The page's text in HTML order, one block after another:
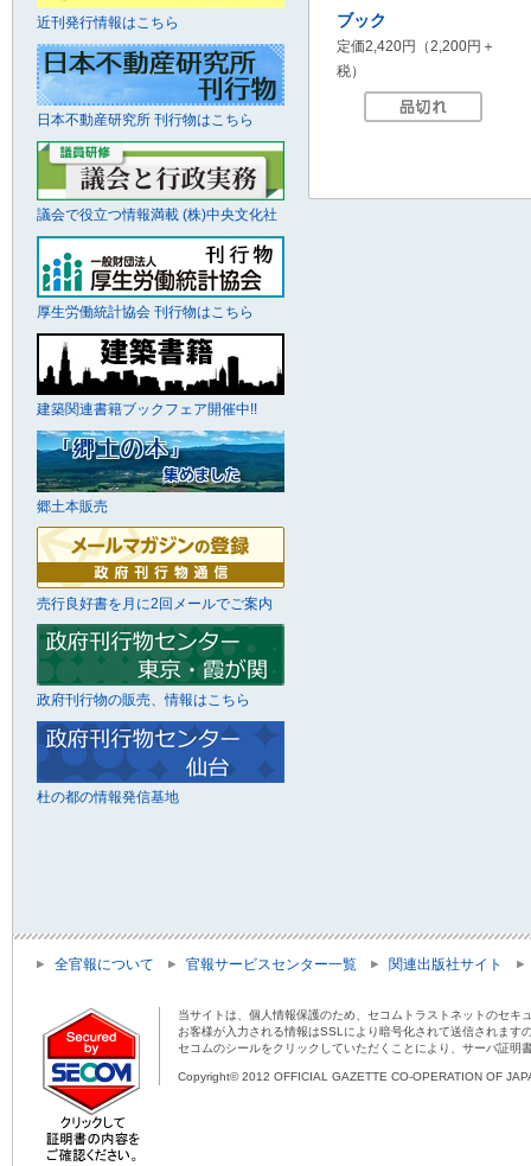
ブック
定価2,420円（2,200円＋
税）
近刊発行情報はこちら
日本不動産研究所 刊行物はこちら
議会で役立つ情報満載 (株)中央文化社
厚生労働統計協会 刊行物はこちら
建築関連書籍ブックフェア開催中!!
郷土本販売
売行良好書を月に2回メールでご案内
政府刊行物の販売、情報はこちら
杜の都の情報発信基地
全官報について 官報サービスセンター一覧 関連出版社サイト
当サイトは、個人情報保護のため、セコムトラストネットのセキ
お客様が入力される情報はSSLにより暗号化されて送信されま
セコムのシールをクリックしていただくことにより、サーバ証明
Copyright© 2012 OFFICIAL GAZETTE CO-OPERATION OF